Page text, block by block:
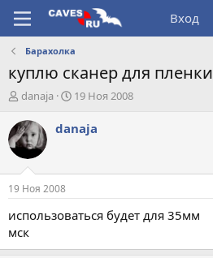
Вход
Барахолка
куплю сканер для пленки
А
т
о
р
т
е
м
ы
danaja
Д
т
а
л
19 Ноя 2008
danaja
19 Ноя 2008
использоваться будет для 35мм
мск